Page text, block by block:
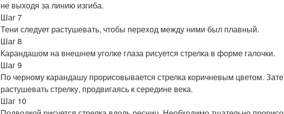
не выходя за линию изгиба.
Шаг 7
Тени следует растушевать, чтобы переход между ними был плавный.
Шаг 8
Карандашом на внешнем уголке глаза рисуется стрелка в форме галочки.
Шаг 9
По черному карандашу прорисовывается стрелка коричневым цветом.
растушевать стрелку, продвигаясь к середине века.
Шаг 10